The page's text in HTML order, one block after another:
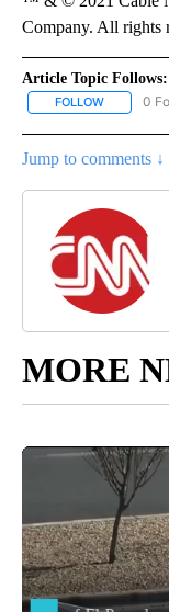
Company. All rights
Article Topic Follows:
FOLLOW FOLLOW
0
Jump to comments ↓
MORE